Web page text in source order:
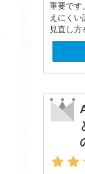
重要です
えにく
見直し方